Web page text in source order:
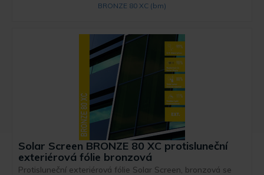
BRONZE 80 XC (bm)
Solar Screen BRONZE 80 XC protisluneční
exteriérová fólie bronzová
Protisluneční exteriérová fólie Solar Screen, bronzová se